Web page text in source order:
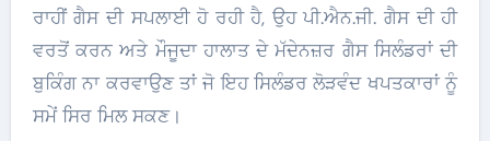
ਰਾਹੀਂ ਗੈਸ ਦੀ ਸਪਲਾਈ ਹੋ ਰਹੀ ਹੈ, ਉਹ ਪੀ.ਐਨ.ਜੀ. ਗੈਸ ਦੀ ਹੀ
ਵਰਤੋਂ ਕਰਨ ਅਤੇ ਮੌਜੂਦਾ ਹਾਲਾਤ ਦੇ ਮੱਦੇਨਜ਼ਰ ਗੈਸ ਸਿਲੰਡਰਾਂ ਦੀ
ਬੁਕਿੰਗ ਨਾ ਕਰਵਾਉਣ ਤਾਂ ਜੋ ਇਹ ਸਿਲੰਡਰ ਲੋੜਵੰਦ ਖਪਤਕਾਰਾਂ ਨੂੰ
ਸਮੇਂ ਸਿਰ ਮਿਲ ਸਕਣ।